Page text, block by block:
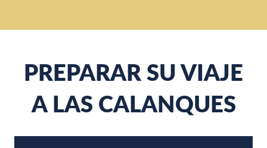
PREPARAR SU VIAJE
A LAS CALANQUES